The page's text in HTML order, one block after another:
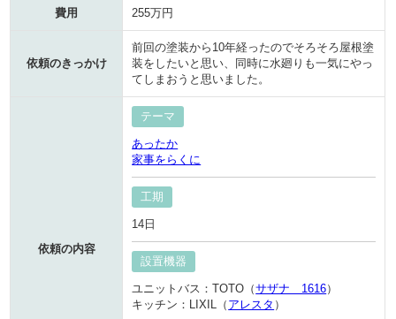
費用 255万円
依頼のきっかけ
前回の塗装から10年経ったのでそろそろ屋根塗
装をしたいと思い、同時に水廻りも一気にやっ
てしまおうと思いました。
依頼の内容
テーマ
あったか
家事をらくに
工期
14日
設置機器
ユニットバス：TOTO（サザナ 1616）
キッチン：LIXIL（ アレスタ ）